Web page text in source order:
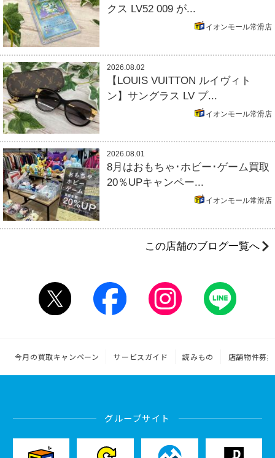
クス LV52 009 が...
イオンモール常滑店
2026.08.02
【LOUIS VUITTON ルイヴィト
ン】サングラス LV プ...
イオンモール常滑店
2026.08.01
8月はおもちゃ･ホビー･ゲーム買取
20％UPキャンペー...
イオンモール常滑店
この店舗のブログ一覧へ
今月の買取キャンペーン サービスガイド 読みもの 店舗物件募集
グループサイト